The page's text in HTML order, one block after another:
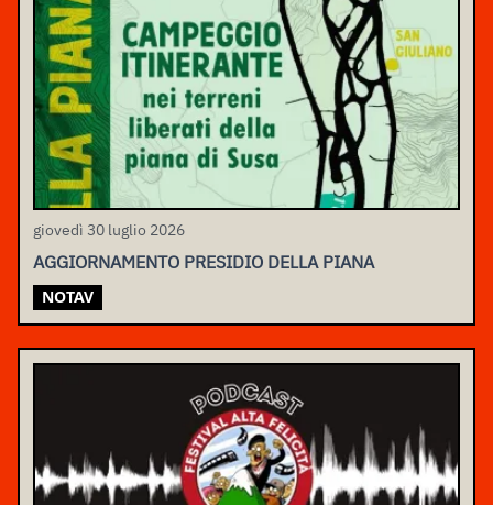
giovedì 30 luglio 2026
AGGIORNAMENTO PRESIDIO DELLA PIANA
NOTAV